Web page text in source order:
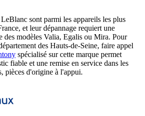
sont parmi les appareils les plus
et leur dépannage requiert une
des modèles Valia, Egalis ou Mira. Pour
des Hauts-de-Seine, faire appel
spécialisé sur cette marque permet
fiable et une remise en service dans les
pièces d'origine à l'appui.